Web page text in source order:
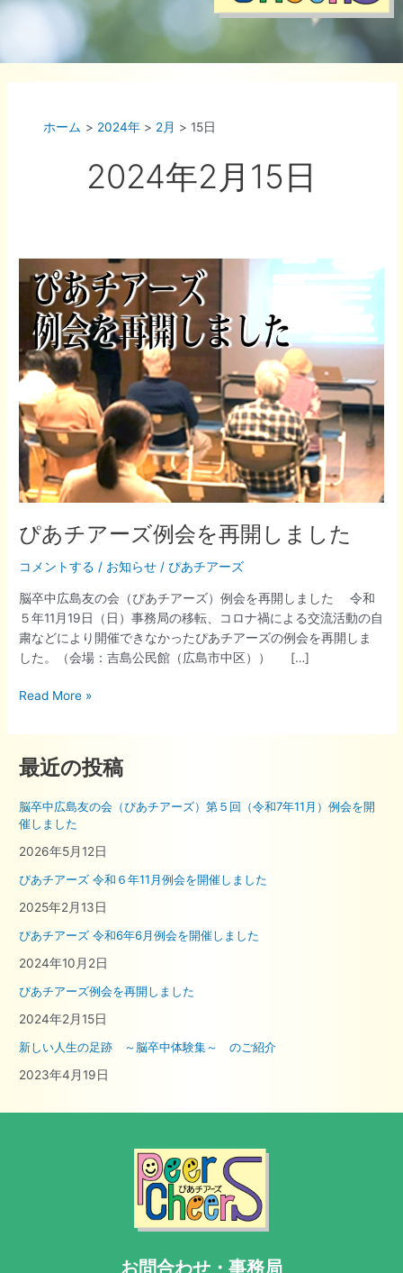
ホーム 2024年 2月 15日
2024年2月15日
ぴあチアーズ例会を再開しました
コメントする / お知らせ / ぴあチアーズ
脳卒中広島友の会（ぴあチアーズ）例会を再開しました 令和
５年11月19日（日）事務局の移転、コロナ禍による交流活動の自
粛などにより開催できなかったぴあチアーズの例会を再開しま
した。（会場：吉島公民館（広島市中区）） […]
あ
ー
ズ
例
会
を
再
開
し
ま
し
た
Read More »
最近の投稿
脳卒中広島友の会（ぴあチアーズ）第５回（令和7年11月）例会を開
催しました
2026年5月12日
ぴあチアーズ 令和６年11月例会を開催しました
2025年2月13日
ぴあチアーズ 令和6年6月例会を開催しました
2024年10月2日
ぴあチアーズ例会を再開しました
2024年2月15日
新しい人生の足跡 ～脳卒中体験集～ のご紹介
2023年4月19日
お問合わせ・事務局